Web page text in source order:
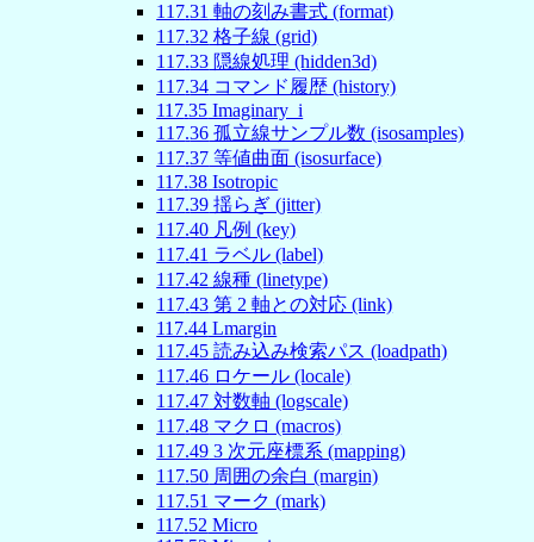
117.31 軸の刻み書式 (format)
117.32 格子線 (grid)
117.33 隠線処理 (hidden3d)
117.34 コマンド履歴 (history)
117.35 Imaginary_i
117.36 孤立線サンプル数 (isosamples)
117.37 等値曲面 (isosurface)
117.38 Isotropic
117.39 揺らぎ (jitter)
117.40 凡例 (key)
117.41 ラベル (label)
117.42 線種 (linetype)
117.43 第 2 軸との対応 (link)
117.44 Lmargin
117.45 読み込み検索パス (loadpath)
117.46 ロケール (locale)
117.47 対数軸 (logscale)
117.48 マクロ (macros)
117.49 3 次元座標系 (mapping)
117.50 周囲の余白 (margin)
117.51 マーク (mark)
117.52 Micro